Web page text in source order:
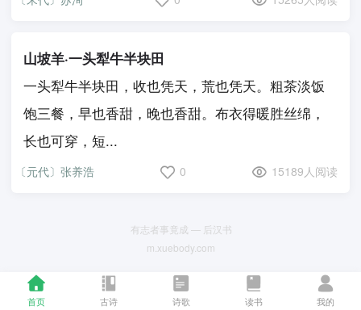
首页 古诗 诗歌 读书 我的
山坡羊·一头犁牛半块田
一头犁牛半块田，收也凭天，荒也凭天。粗茶淡饭
饱三餐，早也香甜，晚也香甜。布衣得暖胜丝绵，
长也可穿，短...
〔元代〕张养浩 0 15189人阅读
有志者事竟成 — 后汉书
m.xuebody.com